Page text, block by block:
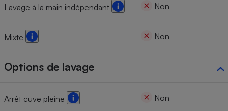
Lavage à la main indépendant Non
Mixte Non
Options de lavage
Arrêt cuve pleine Non